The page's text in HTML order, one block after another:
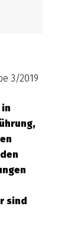
3/2019
in
sind